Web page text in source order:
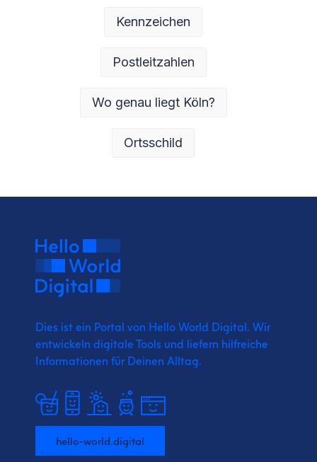
Kennzeichen
Postleitzahlen
Wo genau liegt Köln?
Ortsschild
Dies ist ein Portal von Hello World Digital. Wir
entwickeln digitale Tools und liefern hilfreiche
Informationen für Deinen Alltag.
hello-world.digital